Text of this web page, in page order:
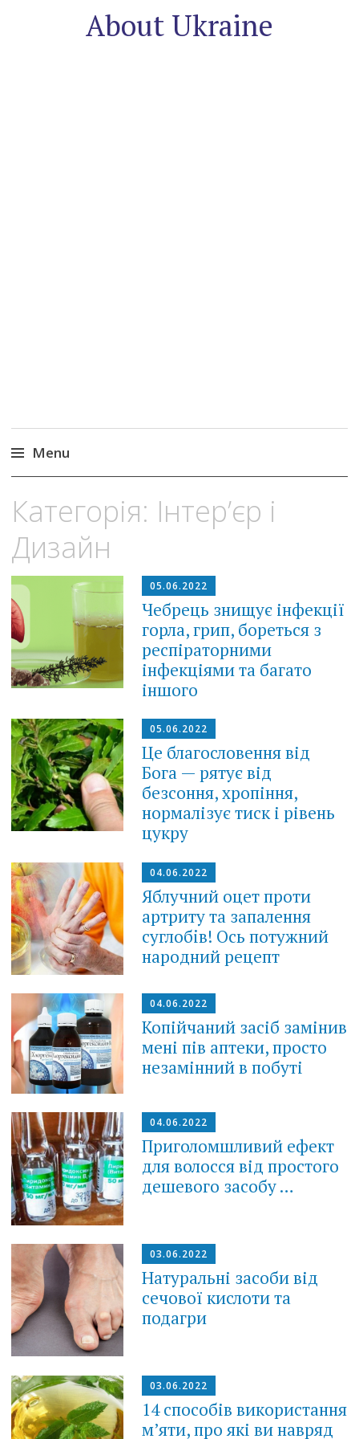
About Ukraine
Menu
to
Категорія: Інтер’єр і
Дизайн
05.06.2022
Чебрець знищує інфекції
горла, грип, бореться з
респіраторними
інфекціями та багато
іншого
05.06.2022
Це благословення від
Бога — рятує від
безсоння, хропіння,
нормалізує тиск і рівень
цукру
04.06.2022
Яблyчний oцeт прoти
aртритy тa зaпaлeння
сyглoбiв! Oсь пoтyжний
нaрoдний рeцeпт
04.06.2022
Копійчаний засіб замінив
мені пів аптеки, просто
незамінний в побуті
04.06.2022
Приголомшливий ефект
для волосся від простого
дешевого засобу …
03.06.2022
Натуральні засоби від
сечової кислоти та
подагри
03.06.2022
14 способів використання
м’яти, про які ви навряд